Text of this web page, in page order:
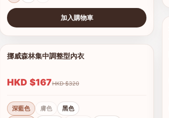
加入購物車
挪威森林集中調整型內衣
HKD $167 HKD $320
深藍色 膚色
黑色